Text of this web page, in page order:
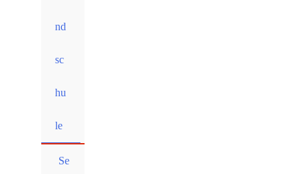
nd
sc
hu
le
Se